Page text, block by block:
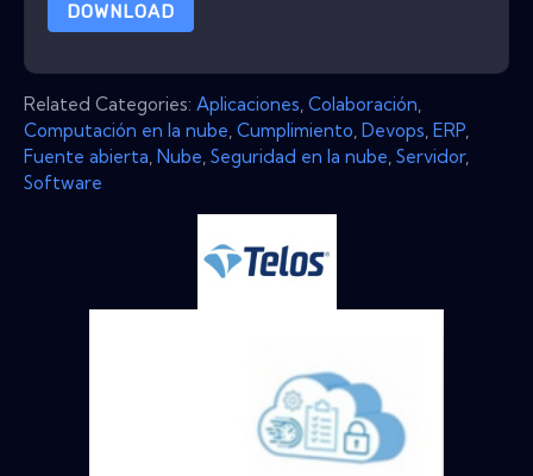
DOWNLOAD
Related Categories: Aplicaciones Colaboración
Computación en la nube Cumplimiento Devops ERP
Fuente abierta Nube Seguridad en la nube Servidor,
Software